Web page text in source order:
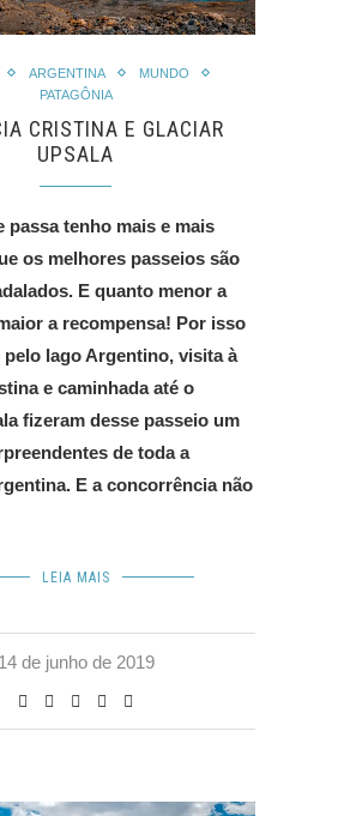
ARGENTINA
MUNDO
PATAGÔNIA
CRISTINA E GLACIAR
UPSALA
passa tenho mais e mais
os melhores passeios são
E quanto menor a
a recompensa! Por isso
pelo lago Argentino, visita à
e caminhada até o
fizeram desse passeio um
de toda a
E a concorrência não
LEIA MAIS
14 de junho de 2019